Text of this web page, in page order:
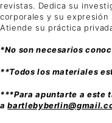
revistas. Dedica su
corporales y su
Atiende su práctica
*No son necesarios
**Todos los materiales
***Para apuntarte a este
a